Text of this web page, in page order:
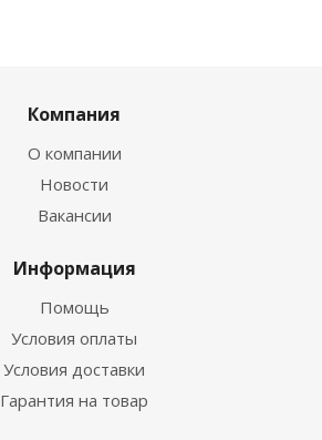
Компания
О компании
Новости
Вакансии
Информация
Помощь
Условия оплаты
Условия доставки
Гарантия на товар